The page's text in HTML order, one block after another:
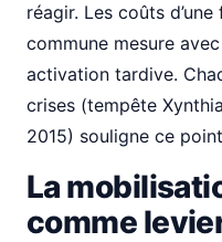
réagir. Les coûts
commune mesure
activation tardive.
crises (tempête
2015) souligne ce
La
comme